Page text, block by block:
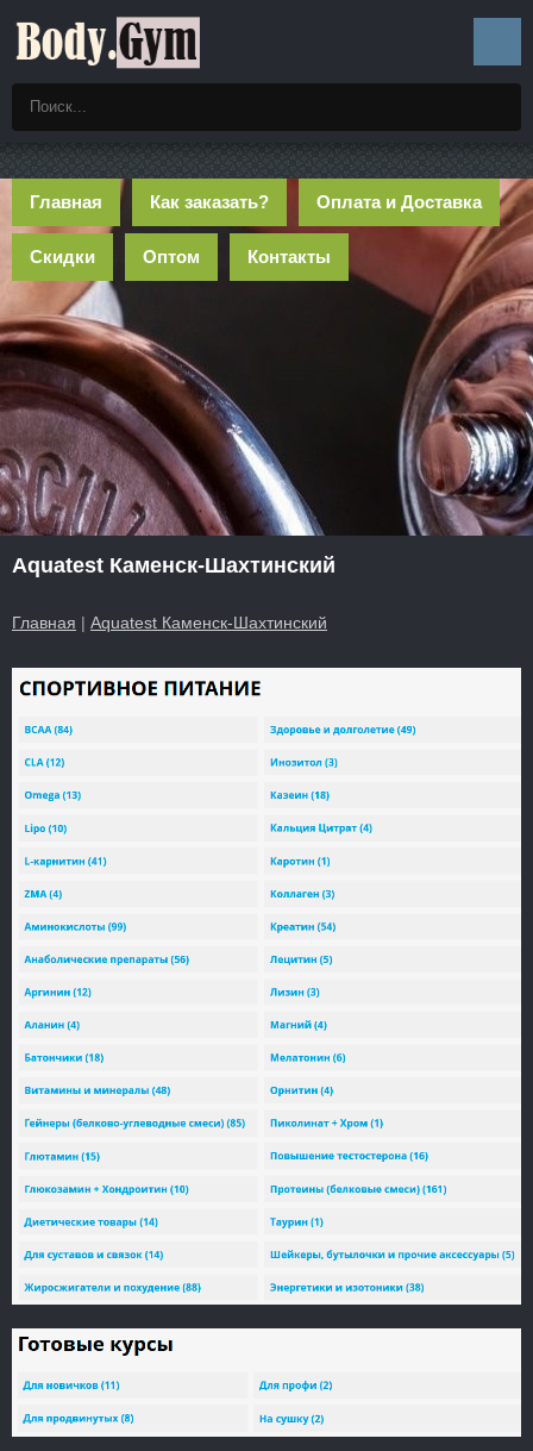
Главная Как заказать? Оплата и Доставка
Скидки Оптом Контакты
Aquatest Каменск-Шахтинский
Главная | Aquatest Каменск-Шахтинский